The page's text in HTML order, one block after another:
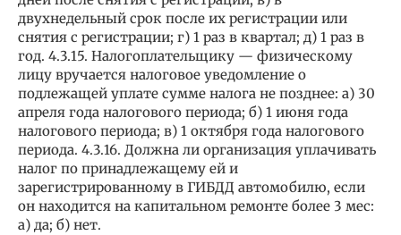
двухнедельный срок после их регистрации или
снятия с регистрации; г) 1 раз в квартал; д) 1 раз в
год. 4.3.15. Налогоплательщику — физическому
лицу вручается налоговое уведомление о
подлежащей уплате сумме налога не позднее: а) 30
апреля года налогового периода; б) 1 июня года
налогового периода; в) 1 октября года налогового
периода. 4.3.16. Должна ли организация уплачивать
налог по принадлежащему ей и
зарегистрированному в ГИБДД автомобилю, если
он находится на капитальном ремонте более 3 мес:
а) да; б) нет.